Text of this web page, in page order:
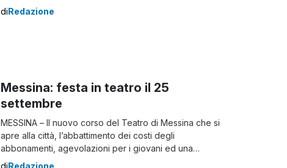
bambini, desiderosi di prendere in mano la palla a
diRedazione
Messina: festa in teatro il 25
settembre
MESSINA – Il nuovo corso del Teatro di Messina che si
apre alla città, l’abbattimento dei costi degli
abbonamenti, agevolazioni per i giovani ed una
programmazione che vuole coinvolgerli a tutto tondo: